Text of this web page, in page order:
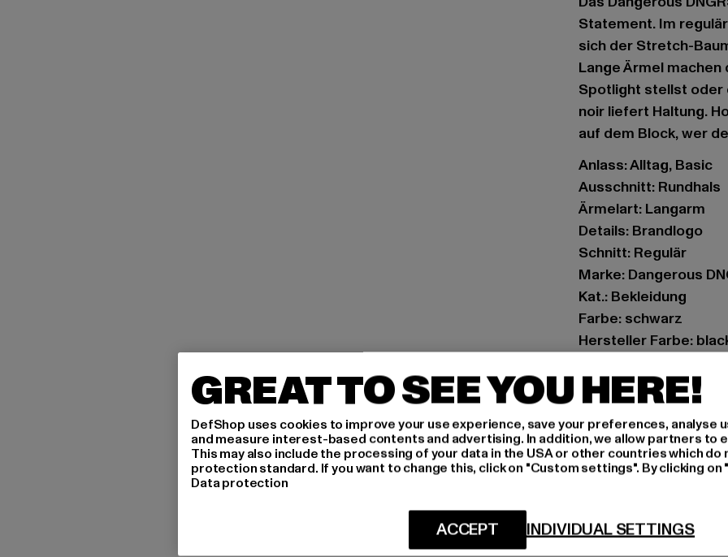
Statement. Im
sich der Stretch-
Lange Ärmel machen
Spotlight stellst oder
noir liefert Haltung.
auf dem Block, wer
Anlass: Alltag, Basic
Ausschnitt: Rundhals
Ärmelart: Langarm
Details: Brandlogo
Schnitt: Regulär
Marke: Dangerous
Kat.: Bekleidung
Farbe: schwarz
Hersteller Farbe:
Art.Nr: DLDR146-00007
Hersteller: TB
Dr.-Robert-Murjahn-
GREAT TO SEE YOU HERE!
DefShop uses cookies to improve your use experience, save your preferences, analyse
and measure interest-based contents and advertising. In addition, we allow partners to
This may also include the processing of your data in the USA or other countries which do
protection standard. If you want to change this, click on "Custom settings". By clicking
Data protection
INDIVIDUAL SETTINGS
ACCEPT